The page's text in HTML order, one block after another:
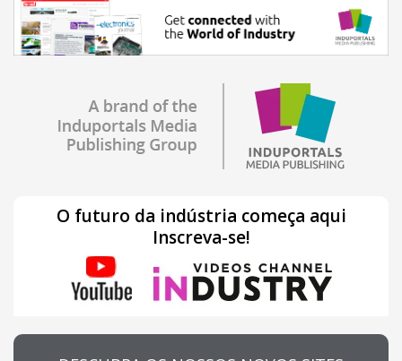
O futuro da indústria começa aqui
Inscreva-se!